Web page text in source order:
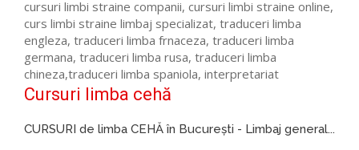
Cursuri limba cehă
CURSURI de limba CEHĂ în București - Limbaj general...